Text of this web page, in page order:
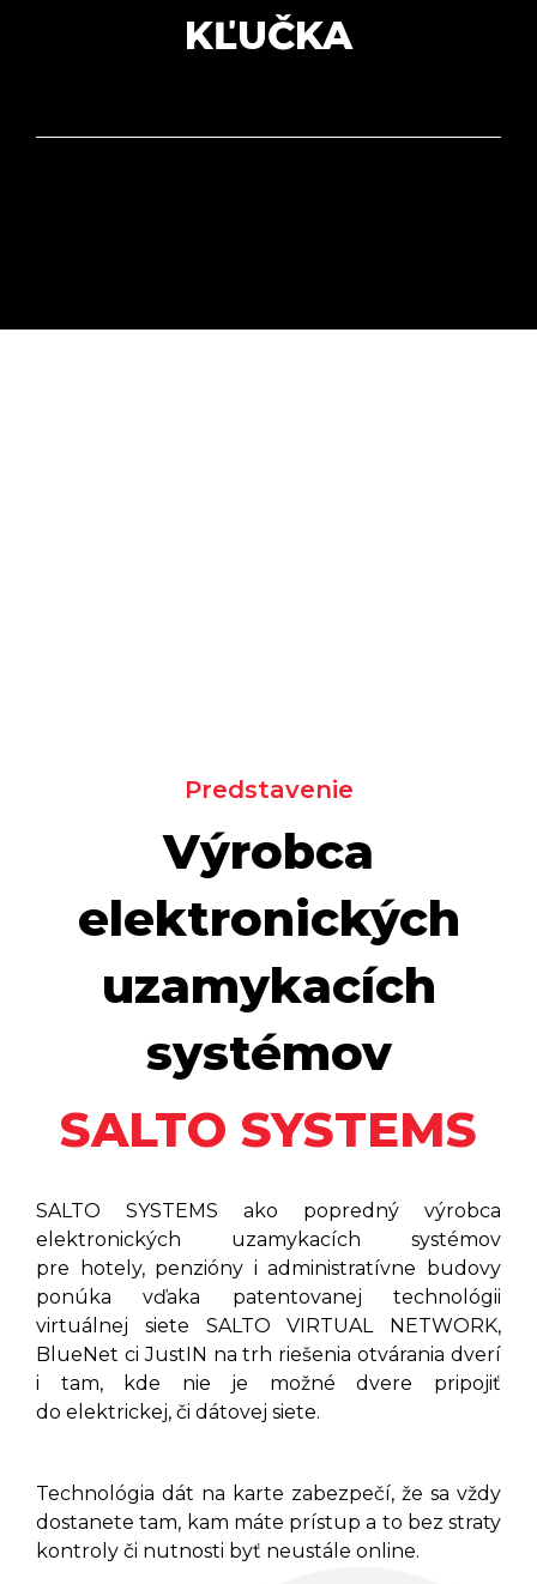
KĽUČKA
Predstavenie
Výrobca
elektronických
uzamykacích
systémov
SALTO SYSTEMS
SALTO SYSTEMS ako popredný výrobca
elektronických uzamykacích systémov
pre hotely, penzióny i administratívne budovy
ponúka vďaka patentovanej technológii
virtuálnej siete SALTO VIRTUAL NETWORK,
BlueNet ci JustIN na trh riešenia otvárania dverí
i tam, kde nie je možné dvere pripojiť
do elektrickej, či dátovej siete.
Technológia dát na karte zabezpečí, že sa vždy
dostanete tam, kam máte prístup a to bez straty
kontroly či nutnosti byť neustále online.